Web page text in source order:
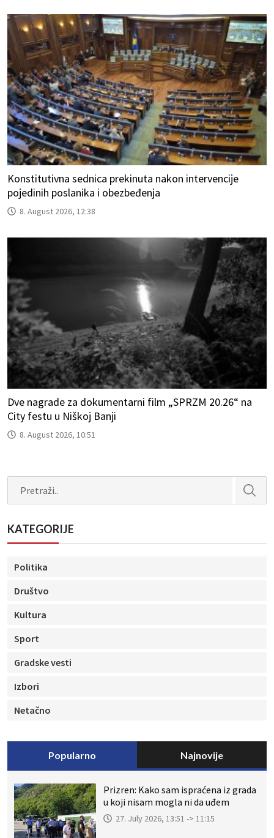
Konstitutivna sednica prekinuta nakon intervencije
pojedinih poslanika i obezbeđenja
8. August 2026, 12:38
Dve nagrade za dokumentarni film „SPRZM 20.26“ na
City festu u Niškoj Banji
8. August 2026, 10:51
KATEGORIJE
Politika
Društvo
Kultura
Sport
Gradske vesti
Izbori
Netačno
Popularno Najnovije
Prizren: Kako sam ispraćena iz grada
u koji nisam mogla ni da uđem
27. July 2026, 13:51 -> 11:15